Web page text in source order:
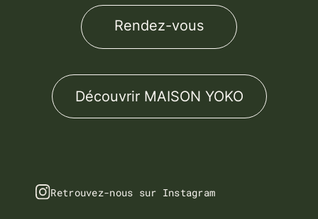
Rendez-vous
Découvrir MAISON YOKO
Retrouvez-nous sur Instagram